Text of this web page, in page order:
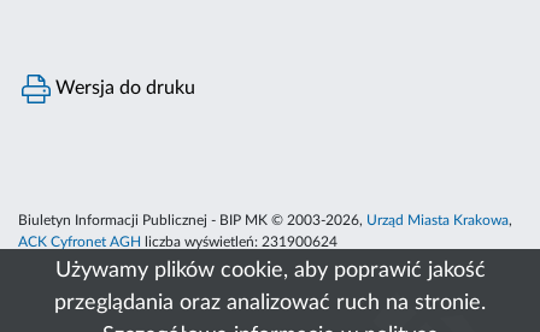
Używamy plików cookie, aby poprawić jakość
przeglądania oraz analizować ruch na stronie.
Wersja do druku
Biuletyn Informacji Publicznej - BIP MK © 2003-2026, Urząd Miasta Krakowa,
ACK Cyfronet AGH
liczba wyświetleń: 231900624